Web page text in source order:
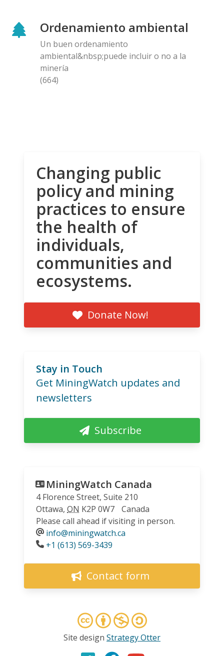
Ordenamiento ambiental
Un buen ordenamiento
ambiental&nbsp;puede incluir o no a la
minería
(664)
Changing public
policy and mining
practices to ensure
the health of
individuals,
communities and
ecosystems.
Donate Now!
Stay in Touch
Get MiningWatch updates and
newsletters
Subscribe
MiningWatch Canada
4 Florence Street, Suite 210
Ottawa, ON K2P 0W7
Canada
Please call ahead if visiting in person.
info@miningwatch.ca
Phone
+1 (613) 569-3439
Contact form
Site design Strategy Otter